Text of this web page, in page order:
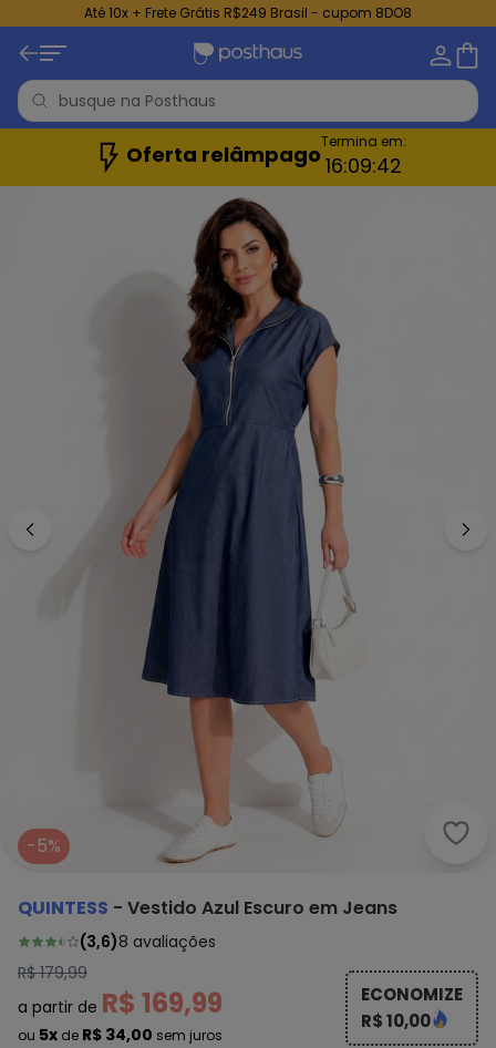
Até 10x + Frete Grátis R$249 Brasil - cupom 8DO8
Oferta relâmpagoTermina em:
16:09:40
-5%
QUINTESS - Vestido Azul Escuro em Jeans
(3,6)8 avaliações
R$ 179,99
a partir de R$ 169,99
ou 5x de R$ 34,00 sem juros
ECONOMIZE
R$ 10,00